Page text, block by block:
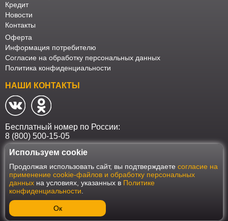
Кредит
Новости
Контакты
Оферта
Информация потребителю
Согласие на обработку персональных данных
Политика конфиденциальности
НАШИ КОНТАКТЫ
Бесплатный номер по России:
8 (800) 500-15-05
Наш интернет-магазин работает в соответствии с требованиями
Федерального закона от 27 июля 2006 года №152-ФЗ "О персональных
данных". Оформить заказ на сайте Мебеласка возможно только при
наличии согласия на обработку Ваших персональных данных. Для
улучшения работы сайта и его взаимодействия с пользователями мы
используем файлы cookie. Продолжая пользоваться сайтом, вы
соглашаетесь с использованием cookie.
Используем cookie
Продолжая использовать сайт, вы подтверждаете согласие на
применение cookie-файлов и обработку персональных
данных на условиях, указанных в Политике
конфиденциальности
Ок